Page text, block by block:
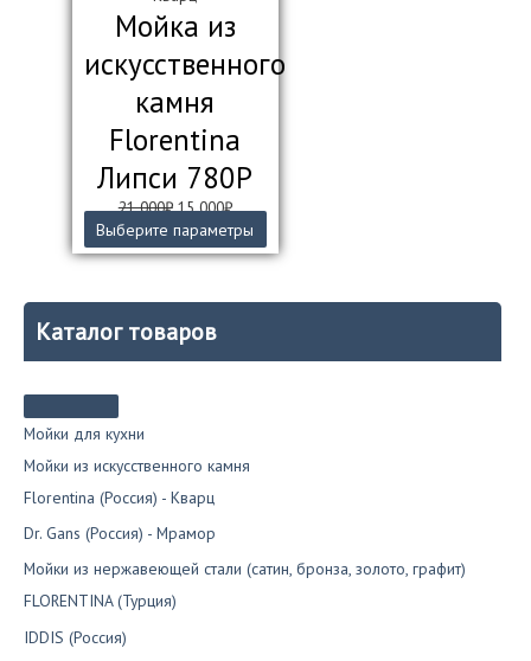
Каталог товаров
Мойки для кухни
Мойки из искусственного камня
Florentina (Россия) - Кварц
Dr. Gans (Россия) - Мрамор
Мойки из нержавеющей стали (сатин, бронза, золото, графит)
FLORENTINA (Турция)
IDDIS (Россия)
Мойка из
искусственного
камня
Florentina
Липси 780Р
21 000₽ Первоначальная
цена
составляла
15 000₽Текущая
цена:
15
Выберите параметры
товар
можно